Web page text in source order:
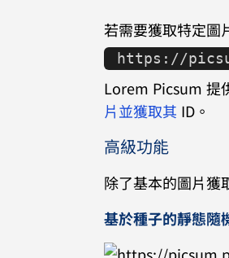
若需要獲取特定圖
https://
Lorem Picsum 提
片並獲取其 ID。
高級功能
除了基本的圖片獲
基於種子的靜態隨